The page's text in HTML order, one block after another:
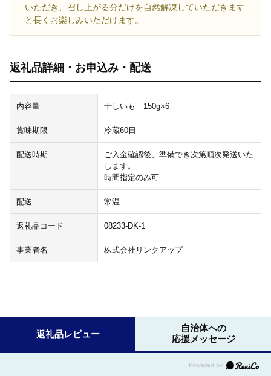
いただき、召し上がる分だけを自然解凍していただきます
と長くお楽しみいただけます。
返礼品詳細・お申込み・配送
内容量 干しいも 150g×6
賞味期限 冷蔵60日
配送時期
ご入金確認後、準備でき次第順次発送いた
します。
時間指定のみ可
配送 常温
返礼品コード 08233-DK-1
事業者名 株式会社リンクアップ
返礼品レビュー
自治体への
応援メッセージ